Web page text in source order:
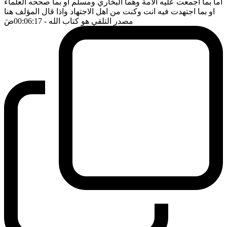
اما بما اجمعت عليه الامة وهما البخاري ومسلم او بما صححه العلماء
او بما اجتهدت فيه انت وكنت من اهل الاجتهاد واذا قال المؤلف هنا
مصدر التلقي هو كتاب الله - 00:06:17 ضَ